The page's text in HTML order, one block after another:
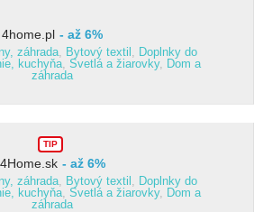
4home.pl až 6%
záhrada, Bytový textil , Doplnky do
kuchyňa, Svetlá a žiarovky, Dom a
záhrada
TIP
4Home.sk až 6%
záhrada, Bytový textil , Doplnky do
kuchyňa, Svetlá a žiarovky, Dom a
záhrada